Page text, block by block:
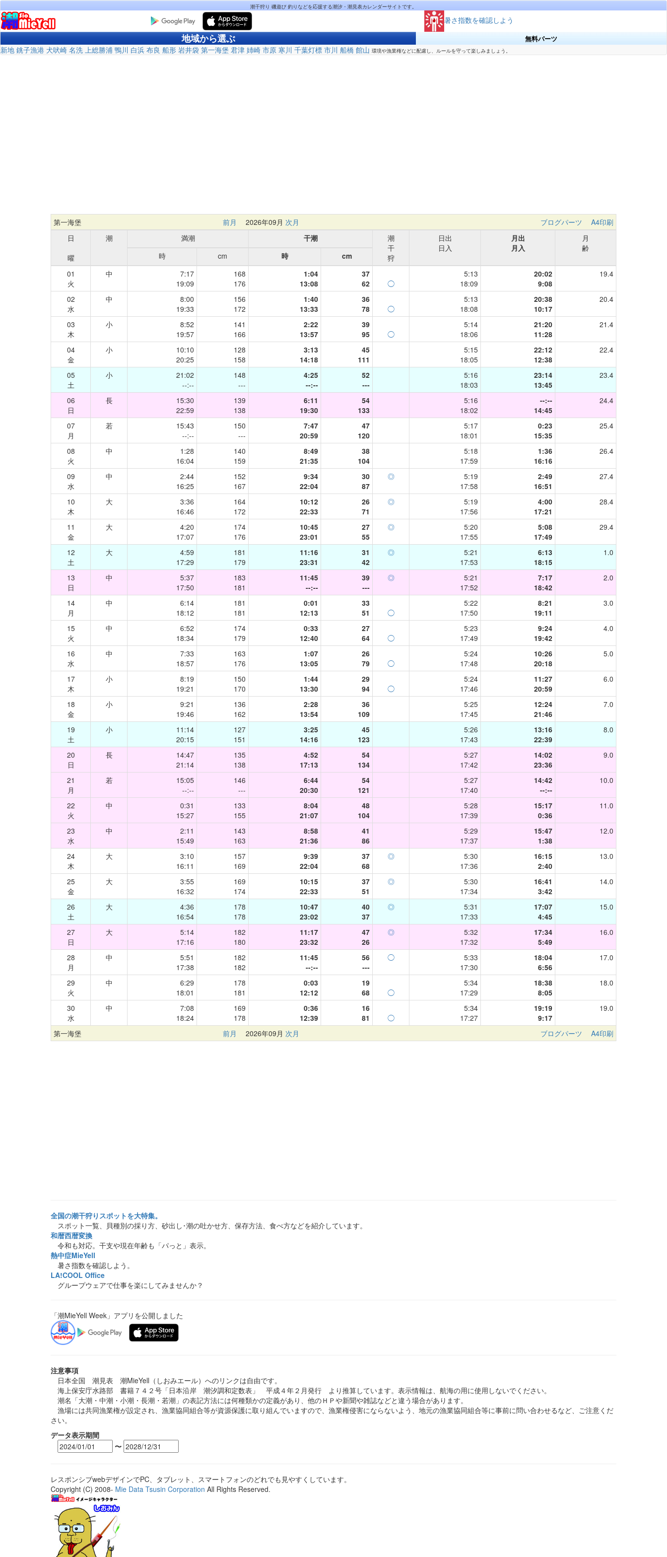
潮干狩り 磯遊び 釣りなどを応援する潮汐・潮見表カレンダーサイトです。
暑さ指数を確認しよう
地域から選ぶ 無料パーツ
新地 銚子漁港 犬吠崎 名洗 上総勝浦 鴨川 白浜 布良 船形 岩井袋 第一海堡 君津 姉崎 市原 寒川 千葉灯標 市川 船橋 館山 環境や漁業権などに配慮し、ルールを守って楽しみましょう。
第一海堡 前月 2026年09月 次月 ブログパーツ
A4印刷
日
曜
潮 満潮 干潮
潮
干
狩
日出
日入
月出
月入
月
齢
時
cm 時
cm
01
火
中
7:17
19:09
168
176
1:04
13:08
37
62
◯
5:13
18:09
20:02
9:08
19.4
02
水
中
8:00
19:33
156
172
1:40
13:33
36
78
◯
5:13
18:08
20:38
10:17
20.4
03
木
小
8:52
19:57
141
166
2:22
13:57
39
95
◯
5:14
18:06
21:20
11:28
21.4
04
金
小
10:10
20:25
128
158
3:13
14:18
45
111
5:15
18:05
22:12
12:38
22.4
05
土
小
21:02
--:--
148
---
4:25
--:--
52
---
5:16
18:03
23:14
13:45
23.4
06
日
長
15:30
22:59
139
138
6:11
19:30
54
133
5:16
18:02
--:--
14:45
24.4
07
月
若
15:43
--:--
150
---
7:47
20:59
47
120
5:17
18:01
0:23
15:35
25.4
08
火
中
1:28
16:04
140
159
8:49
21:35
38
104
5:18
17:59
1:36
16:16
26.4
09
水
中
2:44
16:25
152
167
9:34
22:04
30
87
◎
5:19
17:58
2:49
16:51
27.4
10
木
大
3:36
16:46
164
172
10:12
22:33
26
71
◎
5:19
17:56
4:00
17:21
28.4
11
金
大
4:20
17:07
174
176
10:45
23:01
27
55
◎
5:20
17:55
5:08
17:49
29.4
12
土
大
4:59
17:29
181
179
11:16
23:31
31
42
◎
5:21
17:53
6:13
18:15
1.0
13
日
中
5:37
17:50
183
181
11:45
--:--
39
---
◎
5:21
17:52
7:17
18:42
2.0
14
月
中
6:14
18:12
181
181
0:01
12:13
33
51
◯
5:22
17:50
8:21
19:11
3.0
15
火
中
6:52
18:34
174
179
0:33
12:40
27
64
◯
5:23
17:49
9:24
19:42
4.0
16
水
中
7:33
18:57
163
176
1:07
13:05
26
79
◯
5:24
17:48
10:26
20:18
5.0
17
木
小
8:19
19:21
150
170
1:44
13:30
29
94
◯
5:24
17:46
11:27
20:59
6.0
18
金
小
9:21
19:46
136
162
2:28
13:54
36
109
5:25
17:45
12:24
21:46
7.0
19
土
小
11:14
20:15
127
151
3:25
14:16
45
123
5:26
17:43
13:16
22:39
8.0
20
日
長
14:47
21:14
135
138
4:52
17:13
54
134
5:27
17:42
14:02
23:36
9.0
21
月
若
15:05
--:--
146
---
6:44
20:30
54
121
5:27
17:40
14:42
--:--
10.0
22
火
中
0:31
15:27
133
155
8:04
21:07
48
104
5:28
17:39
15:17
0:36
11.0
23
水
中
2:11
15:49
143
163
8:58
21:36
41
86
5:29
17:37
15:47
1:38
12.0
24
木
大
3:10
16:11
157
169
9:39
22:04
37
68
◎
5:30
17:36
16:15
2:40
13.0
25
金
大
3:55
16:32
169
174
10:15
22:33
37
51
◎
5:30
17:34
16:41
3:42
14.0
26
土
大
4:36
16:54
178
178
10:47
23:02
40
37
◎
5:31
17:33
17:07
4:45
15.0
27
日
大
5:14
17:16
182
180
11:17
23:32
47
26
◎
5:32
17:32
17:34
5:49
16.0
28
月
中
5:51
17:38
182
182
11:45
--:--
56
---
◯
5:33
17:30
18:04
6:56
17.0
29
火
中
6:29
18:01
178
181
0:03
12:12
19
68
◯
5:34
17:29
18:38
8:05
18.0
30
水
中
7:08
18:24
169
178
0:36
12:39
16
81
◯
5:34
17:27
19:19
9:17
19.0
第一海堡 前月 2026年09月 次月 ブログパーツ A4印刷
全国の潮干狩りスポットを大特集。
スポット一覧、貝種別の採り方、砂出し･潮の吐かせ方、保存方法、食べ方などを紹介しています。
和暦西暦変換
令和も対応。干支や現在年齢も「パっと」表示。
熱中症MieYell
暑さ指数を確認しよう。
LA!COOL Office
グループウェアで仕事を楽にしてみませんか？
「潮MieYell Week」アプリを公開しました
注意事項
日本全国 潮見表 潮MieYell（しおみエール）へのリンクは自由です。
海上保安庁水路部 書籍７４２号「日本沿岸 潮汐調和定数表」 平成４年２月発行 より推算しています。表示情報は、航海の用に使用しないでください。
潮名「大潮・中潮・小潮・長潮・若潮」の表記方法には何種類かの定義があり、他のＨＰや新聞や雑誌などと違う場合があります。
漁場には共同漁業権が設定され、漁業協同組合等が資源保護に取り組んでいますので、漁業権侵害にならないよう、地元の漁業協同組合等に事前に問い合わせるなど、ご注意くだ
さい。
データ表示期間
〜
レスポンシブwebデザインでPC、タブレット、スマートフォンのどれでも見やすくしています。
Copyright (C) 2008- Mie Data Tsusin Corporation All Rights Reserved.